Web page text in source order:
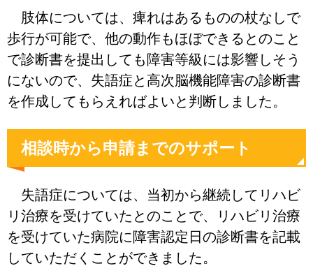
肢体については、痺れはあるものの杖なしで
歩行が可能で、他の動作もほぼできるとのこと
で診断書を提出しても障害等級には影響しそう
にないので、失語症と高次脳機能障害の診断書
を作成してもらえればよいと判断しました。
相談時から申請までのサポート
失語症については、当初から継続してリハビ
リ治療を受けていたとのことで、リハビリ治療
を受けていた病院に障害認定日の診断書を記載
していただくことができました。